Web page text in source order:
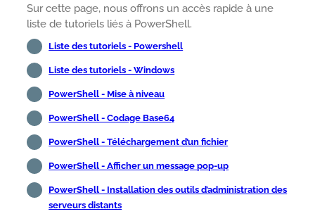
Sur cette page, nous offrons un accès rapide à une
liste de tutoriels liés à PowerShell.
Liste des tutoriels - Powershell
Liste des tutoriels - Windows
PowerShell - Mise à niveau
PowerShell - Codage Base64
PowerShell - Téléchargement d’un fichier
PowerShell - Afficher un message pop-up
PowerShell - Installation des outils d’administration des
serveurs distants